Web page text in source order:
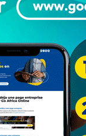
305 enseignants réintégrés